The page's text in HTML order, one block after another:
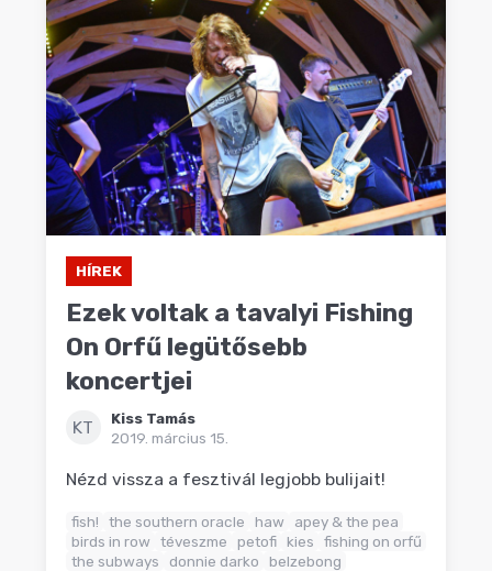
HÍREK
Ezek voltak a tavalyi Fishing
On Orfű legütősebb
koncertjei
KT
Kiss Tamás
2019. március 15.
Nézd vissza a fesztivál legjobb bulijait!
fish! the southern oracle haw
apey & the pea
birds in row
téveszme petofi kies
fishing on orfű
the subways
donnie darko belzebong